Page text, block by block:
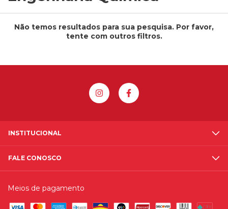
Não temos resultados para sua pesquisa. Por favor,
tente com outros filtros.
INSTITUCIONAL
FALE CONOSCO
Meios de pagamento